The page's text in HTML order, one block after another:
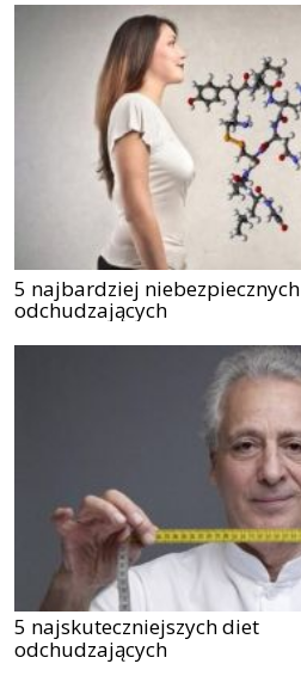
5 najbardziej
odchudzających
5 najskuteczniejszych diet
odchudzających